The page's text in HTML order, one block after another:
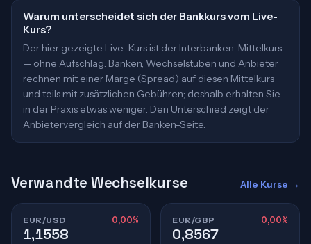
Warum unterscheidet sich der Bankkurs vom Live-
Kurs?
Der hier gezeigte Live-Kurs ist der Interbanken-Mittelkurs
— ohne Aufschlag. Banken, Wechselstuben und Anbieter
rechnen mit einer Marge (Spread) auf diesen Mittelkurs
und teils mit zusätzlichen Gebühren; deshalb erhalten Sie
in der Praxis etwas weniger. Den Unterschied zeigt der
Anbietervergleich auf der Banken-Seite.
Verwandte Wechselkurse Alle Kurse →
EUR/USD 0,00%
1,1558
EUR/GBP 0,00%
0,8567